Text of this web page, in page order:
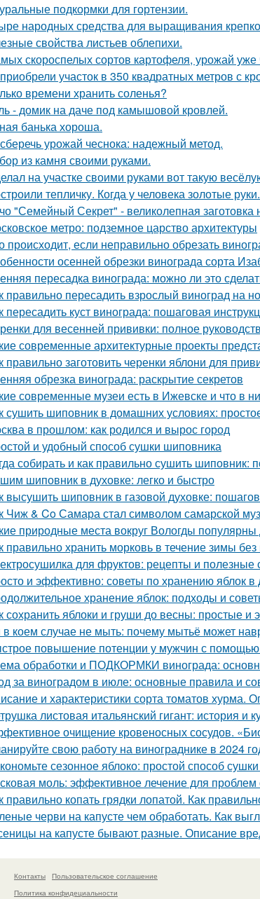
подкормки для гортензии.
народных средства для выращивания
свойства листьев облепихи.
скороспелых сортов картофеля, урожай уже
участок в 350 квадратных метров с
времени хранить соленья?
- домик на даче под камышовой кровлей.
банька хороша.
урожай чеснока: надежный метод.
из камня своими руками.
на участке своими руками вот такую
тепличку. Когда у человека золотые руки.
"Семейный Секрет" - великолепная заготовка
метро: подземное царство архитектуры
происходит, если неправильно обрезать
осенней обрезки винограда сорта
пересадка винограда: можно ли это
правильно пересадить взрослый виноград на
пересадить куст винограда: пошаговая
для весенней прививки: полное
современные архитектурные проекты
правильно заготовить черенки яблони для
обрезка винограда: раскрытие секретов
современные музеи есть в Ижевске и что в
сушить шиповник в домашних условиях:
в прошлом: как родился и вырос город
и удобный способ сушки шиповника
собирать и как правильно сушить шиповник:
шиповник в духовке: легко и быстро
высушить шиповник в газовой духовке:
Чиж & Co Самара стал символом самарской
природные места вокруг Вологды
правильно хранить морковь в течение зимы без
для фруктов: рецепты и полезные
и эффективно: советы по хранению яблок
хранение яблок: подходы и
сохранить яблоки и груши до весны: простые
коем случае не мыть: почему мытьё может
повышение потенции у мужчин с помощью
обработки и ПОДКОРМКИ винограда:
за виноградом в июле: основные правила и
и характеристики сорта томатов хурма.
листовая итальянский гигант: история и
очищение кровеносных сосудов.
свою работу на винограднике в 2024
сезонное яблоко: простой способ
моль: эффективное лечение для проблем
правильно копать грядки лопатой. Как
черви на капусте чем обработать. Как
на капусте бывают разные. Описание
Контакты
Пользовательское соглашение
Политика конфидециальности